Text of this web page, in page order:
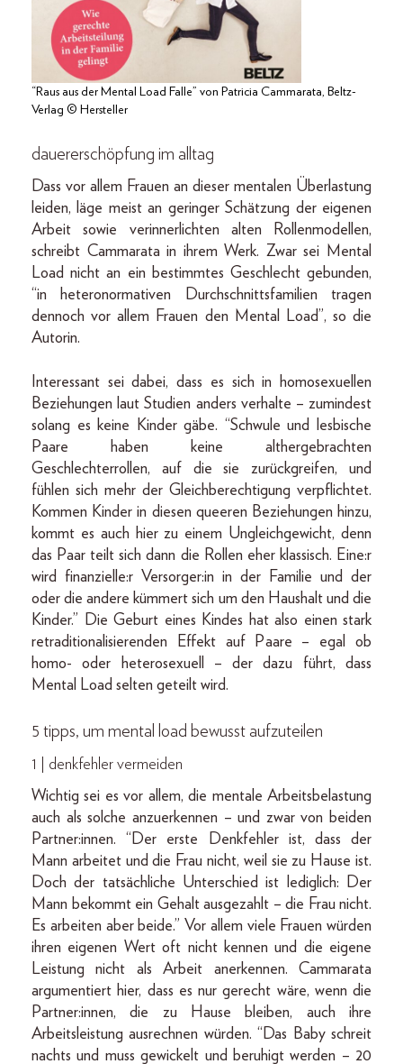
“Raus aus der Mental Load Falle” von Patricia Cammarata, Beltz-
Verlag © Hersteller
dauererschöpfung im alltag
Dass vor allem Frauen an dieser mentalen Überlastung
leiden, läge meist an geringer Schätzung der eigenen
Arbeit sowie verinnerlichten alten Rollenmodellen,
schreibt Cammarata in ihrem Werk. Zwar sei Mental
Load nicht an ein bestimmtes Geschlecht gebunden,
“in heteronormativen Durchschnittsfamilien tragen
dennoch vor allem Frauen den Mental Load”, so die
Autorin.
Interessant sei dabei, dass es sich in homosexuellen
Beziehungen laut Studien anders verhalte – zumindest
solang es keine Kinder gäbe. “Schwule und lesbische
Paare haben keine althergebrachten
Geschlechterrollen, auf die sie zurückgreifen, und
fühlen sich mehr der Gleichberechtigung verpflichtet.
Kommen Kinder in diesen queeren Beziehungen hinzu,
kommt es auch hier zu einem Ungleichgewicht, denn
das Paar teilt sich dann die Rollen eher klassisch. Eine:r
wird finanzielle:r Versorger:in in der Familie und der
oder die andere kümmert sich um den Haushalt und die
Kinder.” Die Geburt eines Kindes hat also einen stark
retraditionalisierenden Effekt auf Paare – egal ob
homo- oder heterosexuell – der dazu führt, dass
Mental Load selten geteilt wird.
5 tipps, um mental load bewusst aufzuteilen
1 | denkfehler vermeiden
Wichtig sei es vor allem, die mentale Arbeitsbelastung
auch als solche anzuerkennen – und zwar von beiden
Partner:innen. “Der erste Denkfehler ist, dass der
Mann arbeitet und die Frau nicht, weil sie zu Hause ist.
Doch der tatsächliche Unterschied ist lediglich: Der
Mann bekommt ein Gehalt ausgezahlt – die Frau nicht.
Es arbeiten aber beide.” Vor allem viele Frauen würden
ihren eigenen Wert oft nicht kennen und die eigene
Leistung nicht als Arbeit anerkennen. Cammarata
argumentiert hier, dass es nur gerecht wäre, wenn die
Partner:innen, die zu Hause bleiben, auch ihre
Arbeitsleistung ausrechnen würden. “Das Baby schreit
nachts und muss gewickelt und beruhigt werden – 20